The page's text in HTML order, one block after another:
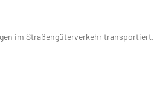
im Straßengüterverkehr transportiert.